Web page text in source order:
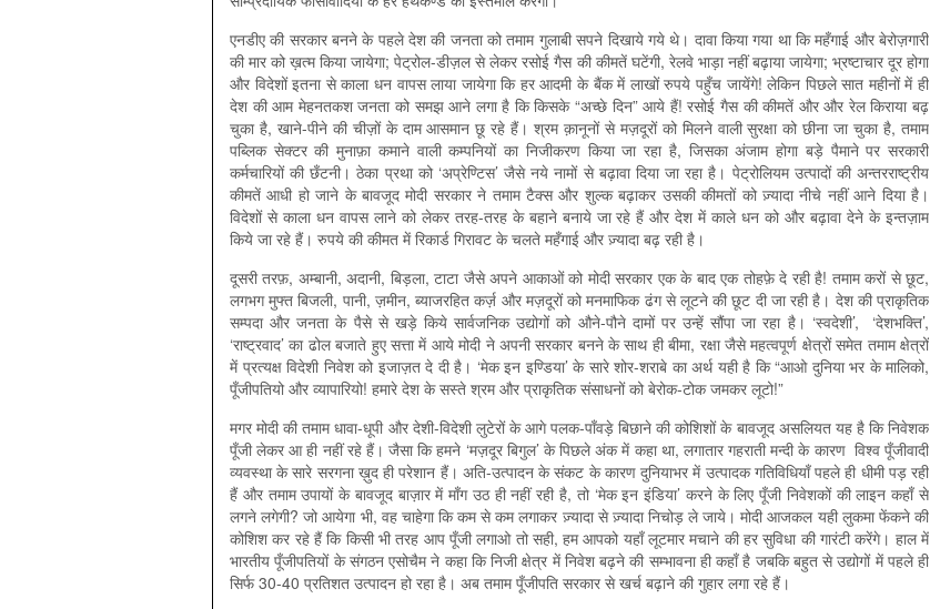
एनडीए की सरकार बनने के पहले देश की जनता को तमाम गुलाबी सपने दिखाये गये थे। दावा किया गया था कि महँगाई और बेरोज़गारी
की मार को ख़त्म किया जायेगा; पेट्रोल-डीज़ल से लेकर रसोई गैस की कीमतें घटेंगी, रेलवे भाड़ा नहीं बढ़ाया जायेगा; भ्रष्टाचार दूर होगा
और विदेशों इतना से काला धन वापस लाया जायेगा कि हर आदमी के बैंक में लाखों रुपये पहुँच जायेंगे! लेकिन पिछले सात महीनों में ही
देश की आम मेहनतकश जनता को समझ आने लगा है कि किसके “अच्छे दिन” आये हैं! रसोई गैस की कीमतें और और रेल किराया बढ़
चुका है, खाने-पीने की चीज़ों के दाम आसमान छू रहे हैं। श्रम क़ानूनों से मज़दूरों को मिलने वाली सुरक्षा को छीना जा चुका है, तमाम
पब्लिक सेक्टर की मुनाफ़ा कमाने वाली कम्पनियों का निजीकरण किया जा रहा है, जिसका अंजाम होगा बड़े पैमाने पर सरकारी
कर्मचारियों की छँटनी। ठेका प्रथा को ‘अप्रेण्टिस’ जैसे नये नामों से बढ़ावा दिया जा रहा है। पेट्रोलियम उत्पादों की अन्तरराष्ट्रीय
कीमतें आधी हो जाने के बावजूद मोदी सरकार ने तमाम टैक्स और शुल्क बढ़ाकर उसकी कीमतों को ज़्यादा नीचे नहीं आने दिया है।
विदेशों से काला धन वापस लाने को लेकर तरह-तरह के बहाने बनाये जा रहे हैं और देश में काले धन को और बढ़ावा देने के इन्तज़ाम
किये जा रहे हैं। रुपये की कीमत में रिकार्ड गिरावट के चलते महँगाई और ज़्यादा बढ़ रही है।
दूसरी तरफ़, अम्बानी, अदानी, बिड़ला, टाटा जैसे अपने आकाओं को मोदी सरकार एक के बाद एक तोहफ़े दे रही है! तमाम करों से छूट,
लगभग मुफ्त बिजली, पानी, ज़मीन, ब्याजरहित कर्ज़ और मज़दूरों को मनमाफिक ढंग से लूटने की छूट दी जा रही है। देश की प्राकृतिक
सम्पदा और जनता के पैसे से खड़े किये सार्वजनिक उद्योगों को औने-पौने दामों पर उन्हें सौंपा जा रहा है। ‘स्वदेशी’, ‘देशभक्ति’,
‘राष्ट्रवाद’ का ढोल बजाते हुए सत्ता में आये मोदी ने अपनी सरकार बनने के साथ ही बीमा, रक्षा जैसे महत्वपूर्ण क्षेत्रों समेत तमाम क्षेत्रों
में प्रत्यक्ष विदेशी निवेश को इजाज़त दे दी है। ‘मेक इन इण्डिया’ के सारे शोर-शराबे का अर्थ यही है कि “आओ दुनिया भर के मालिको,
पूँजीपतियो और व्यापारियो! हमारे देश के सस्ते श्रम और प्राकृतिक संसाधनों को बेरोक-टोक जमकर लूटो!”
मगर मोदी की तमाम धावा-धूपी और देशी-विदेशी लुटेरों के आगे पलक-पाँवड़े बिछाने की कोशिशों के बावजूद असलियत यह है कि निवेशक
पूँजी लेकर आ ही नहीं रहे हैं। जैसा कि हमने ‘मज़दूर बिगुल’ के पिछले अंक में कहा था, लगातार गहराती मन्दी के कारण विश्व पूँजीवादी
व्यवस्था के सारे सरगना ख़ुद ही परेशान हैं। अति-उत्पादन के संकट के कारण दुनियाभर में उत्पादक गतिविधियाँ पहले ही धीमी पड़ रही
हैं और तमाम उपायों के बावजूद बाज़ार में माँग उठ ही नहीं रही है, तो ‘मेक इन इंडिया’ करने के लिए पूँजी निवेशकों की लाइन कहाँ से
लगने लगेगी? जो आयेगा भी, वह चाहेगा कि कम से कम लगाकर ज़्यादा से ज़्यादा निचोड़ ले जाये। मोदी आजकल यही लुकमा फेंकने की
कोशिश कर रहे हैं कि किसी भी तरह आप पूँजी लगाओ तो सही, हम आपको यहाँ लूटमार मचाने की हर सुविधा की गारंटी करेंगे। हाल में
भारतीय पूँजीपतियों के संगठन एसोचैम ने कहा कि निजी क्षेत्र में निवेश बढ़ने की सम्भावना ही कहाँ है जबकि बहुत से उद्योगों में पहले ही
सिर्फ 30-40 प्रतिशत उत्पादन हो रहा है। अब तमाम पूँजीपति सरकार से खर्च बढ़ाने की गुहार लगा रहे हैं।